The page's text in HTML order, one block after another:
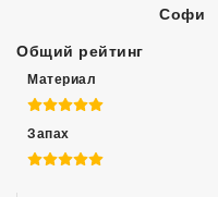
Софи
Общий рейтинг
Материал
5 из 5
Запах
5 из 5